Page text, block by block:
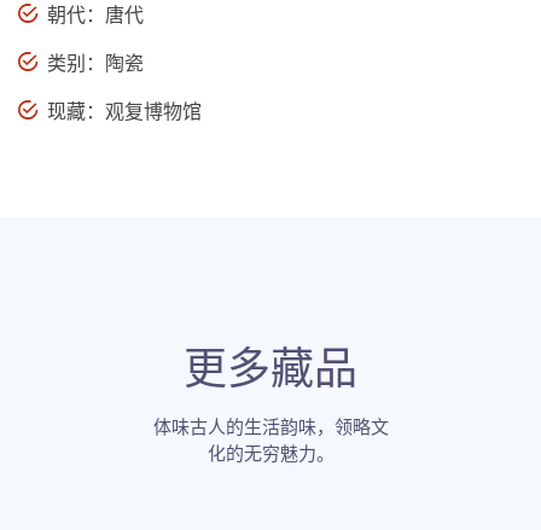
朝代：唐代
类别：陶瓷
现藏：观复博物馆
更多藏品
体味古人的生活韵味，领略文
化的无穷魅力。